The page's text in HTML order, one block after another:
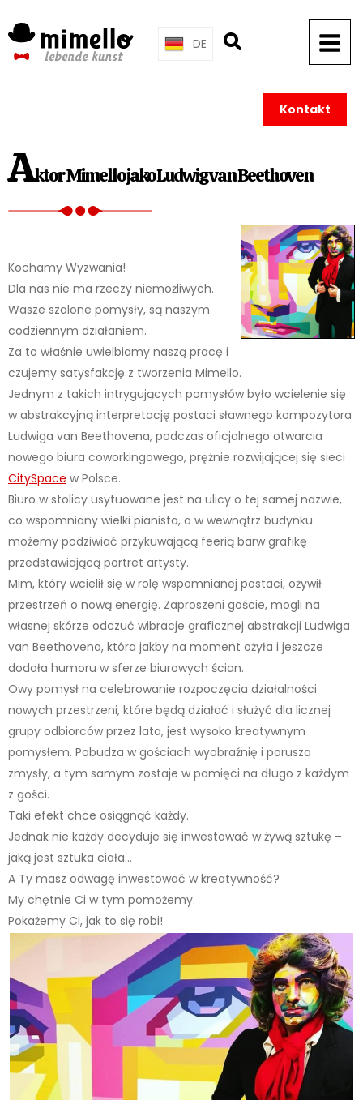
to
content
DE
Aktor Mimello jako Ludwig van Beethoven
Kochamy Wyzwania!
Dla nas nie ma rzeczy niemożliwych.
Wasze szalone pomysły, są naszym
codziennym działaniem.
Za to właśnie uwielbiamy naszą pracę i
czujemy satysfakcję z tworzenia Mimello.
Jednym z takich intrygujących pomysłów było wcielenie się
w abstrakcyjną interpretację postaci sławnego kompozytora
Ludwiga van Beethovena, podczas oficjalnego otwarcia
nowego biura coworkingowego, prężnie rozwijającej się sieci
CitySpace w Polsce.
Biuro w stolicy usytuowane jest na ulicy o tej samej nazwie,
co wspomniany wielki pianista, a w wewnątrz budynku
możemy podziwiać przykuwającą feerią barw grafikę
przedstawiającą portret artysty.
Mim, który wcielił się w rolę wspomnianej postaci, ożywił
przestrzeń o nową energię. Zaproszeni goście, mogli na
własnej skórze odczuć wibracje graficznej abstrakcji Ludwiga
van Beethovena, która jakby na moment ożyła i jeszcze
dodała humoru w sferze biurowych ścian.
Owy pomysł na celebrowanie rozpoczęcia działalności
nowych przestrzeni, które będą działać i służyć dla licznej
grupy odbiorców przez lata, jest wysoko kreatywnym
pomysłem. Pobudza w gościach wyobraźnię i porusza
zmysły, a tym samym zostaje w pamięci na długo z każdym
z gości.
Taki efekt chce osiągnąć każdy.
Jednak nie każdy decyduje się inwestować w żywą sztukę –
jaką jest sztuka ciała…
A Ty masz odwagę inwestować w kreatywność?
My chętnie Ci w tym pomożemy.
Pokażemy Ci, jak to się robi!
Kontakt